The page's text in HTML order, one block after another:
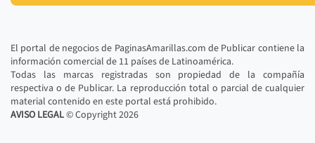
El portal de negocios de PaginasAmarillas.com de Publicar contiene la
información comercial de 11 países de Latinoamérica.
Todas las marcas registradas son propiedad de la compañía
respectiva o de Publicar. La reproducción total o parcial de cualquier
material contenido en este portal está prohibido.
AVISO LEGAL© Copyright2026